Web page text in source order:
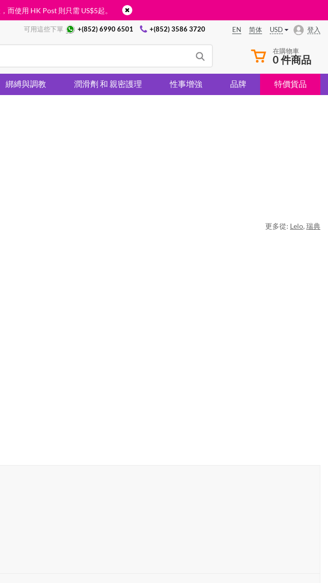
而使用 HK Post 則只需 US$5起。
可用這些下單 +(852) 6990 6501 +(852) 3586 3720 EN 简体 USD 登入
在購物車
0 件商品
綁縛與調教 潤滑劑 和 親密護理 性事增強 品牌 特價貨品
更多從: Lelo, 瑞典